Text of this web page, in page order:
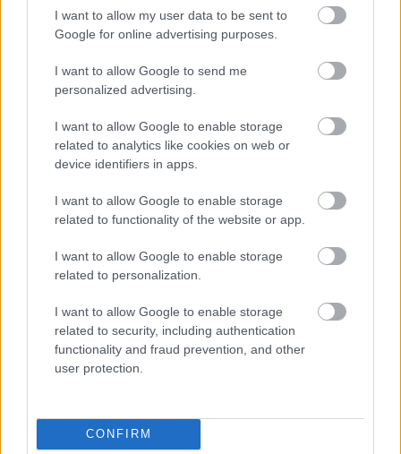
I want to allow my user data to be sent to
Google for online advertising purposes.
I want to allow Google to send me
personalized advertising.
I want to allow Google to enable storage
related to analytics like cookies on web or
device identifiers in apps.
I want to allow Google to enable storage
related to functionality of the website or app.
I want to allow Google to enable storage
related to personalization.
I want to allow Google to enable storage
related to security, including authentication
functionality and fraud prevention, and other
user protection.
CONFIRM
Οι χρυσοί κανόνες του τρίο Τα
PODCASTS